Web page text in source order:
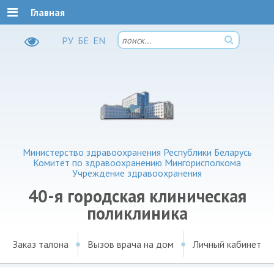
РУ БЕ EN
Министерство здравоохранения Республики Беларусь
Комитет по здравоохранению Мингорисполкома
Учреждение здравоохранения
40-я городская клиническая
поликлиника
Главная
Заказ талона Вызов врача на дом Личный кабинет